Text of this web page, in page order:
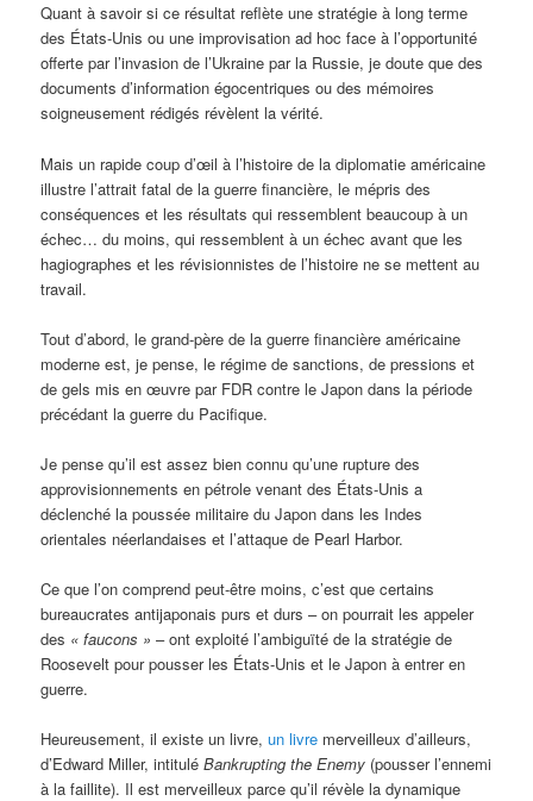
Quant à savoir si ce résultat reflète une stratégie à long terme
des États-Unis ou une improvisation ad hoc face à l’opportunité
offerte par l’invasion de l’Ukraine par la Russie, je doute que des
documents d’information égocentriques ou des mémoires
soigneusement rédigés révèlent la vérité.
Mais un rapide coup d’œil à l’histoire de la diplomatie américaine
illustre l’attrait fatal de la guerre financière, le mépris des
conséquences et les résultats qui ressemblent beaucoup à un
échec… du moins, qui ressemblent à un échec avant que les
hagiographes et les révisionnistes de l’histoire ne se mettent au
travail.
Tout d’abord, le grand-père de la guerre financière américaine
moderne est, je pense, le régime de sanctions, de pressions et
de gels mis en œuvre par FDR contre le Japon dans la période
précédant la guerre du Pacifique.
Je pense qu’il est assez bien connu qu’une rupture des
approvisionnements en pétrole venant des États-Unis a
déclenché la poussée militaire du Japon dans les Indes
orientales néerlandaises et l’attaque de Pearl Harbor.
Ce que l’on comprend peut-être moins, c’est que certains
bureaucrates antijaponais purs et durs – on pourrait les appeler
des « faucons » – ont exploité l’ambiguïté de la stratégie de
Roosevelt pour pousser les États-Unis et le Japon à entrer en
guerre.
Heureusement, il existe un livre,un livre merveilleux d’ailleurs,
d’Edward Miller, intituléBankrupting the Enemy (pousser l’ennemi
à la faillite). Il est merveilleux parce qu’il révèle la dynamique